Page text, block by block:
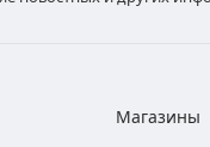
Магазины